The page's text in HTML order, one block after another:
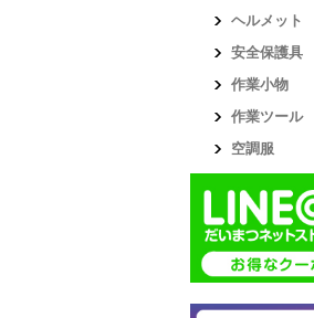
ヘルメット
安全保護具
作業小物
作業ツール
空調服